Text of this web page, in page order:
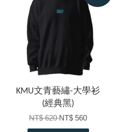
KMU文青藝繡-大學衫
(經典黑)
NT$ 620NT$ 560